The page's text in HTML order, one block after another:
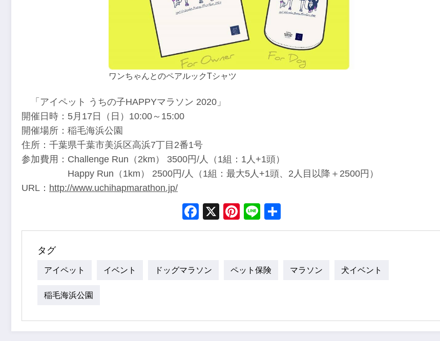
ワンちゃんとのペアルックTシャツ
「アイペット うちの子HAPPYマラソン 2020」
開催日時：5月17日（日）10:00～15:00
開催場所：稲毛海浜公園
住所：千葉県千葉市美浜区高浜7丁目2番1号
参加費用：Challenge Run（2km） 3500円/人（1組：1人+1頭）
Happy Run（1km） 2500円/人（1組：最大5人+1頭、2人目以降＋2500円）
URL： http://www.uchihapmarathon.jp/
Facebook
X Pinterest
Line
タグ
アイペット イベント ドッグマラソン ペット保険 マラソン 犬イベント
稲毛海浜公園